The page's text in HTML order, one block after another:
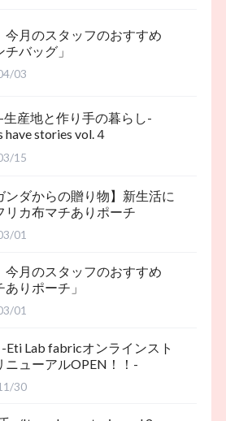
月のスタッフのおすすめ
チバッグ」
03
生産地と作り手の暮らし-
have stories vol.４
15
ンダからの贈り物】新生活に
カ布マチありポーチ
01
月のスタッフのおすすめ
ありポーチ」
01
Eti Lab fabricオンラインスト
ニューアルOPEN！！-
30